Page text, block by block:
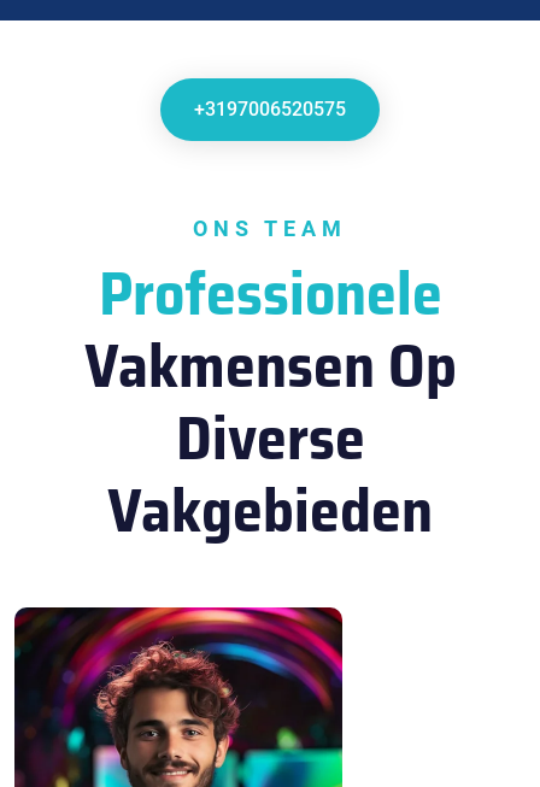
+3197006520575
ONS TEAM
Professionele
Vakmensen Op
Diverse
Vakgebieden